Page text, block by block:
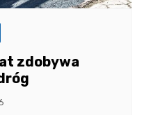
zdobywa